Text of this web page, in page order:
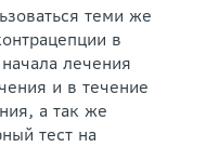
теми же
в
лечения
и в течение
а так же
тест на